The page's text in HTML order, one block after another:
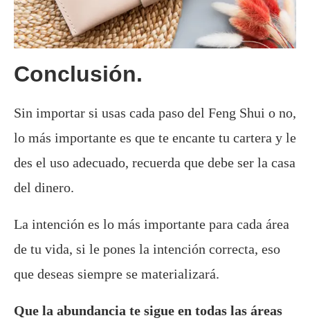
Conclusión.
Sin importar si usas cada paso del Feng Shui o no,
lo más importante es que te encante tu cartera y le
des el uso adecuado, recuerda que debe ser la casa
del dinero.
La intención es lo más importante para cada área
de tu vida, si le pones la intención correcta, eso
que deseas siempre se materializará.
Que la abundancia te sigue en todas las áreas